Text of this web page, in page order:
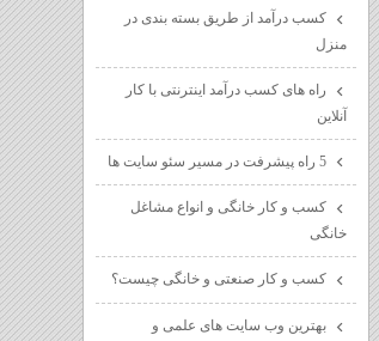
کسب درآمد از طریق بسته بندی در
منزل
راه های کسب درآمد اینترنتی با کار
آنلاین
5 راه پیشرفت در مسیر سئو سایت ها
کسب و کار خانگی و انواع مشاغل
خانگی
کسب و کار صنعتی و خانگی چیست؟
بهترین وب سایت های علمی و